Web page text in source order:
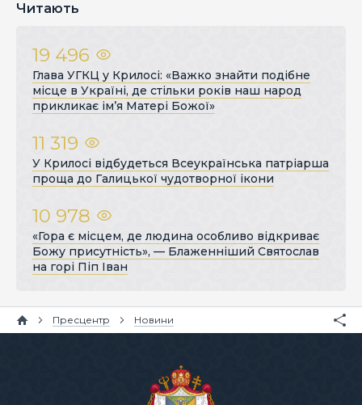
Читають
19 496
Глава УГКЦ у Крилосі: «Важко знайти подібне
місце в Україні, де стільки років наш народ
прикликає ім’я Матері Божої»
11 319
У Крилосі відбудеться Всеукраїнська патріарша
проща до Галицької чудотворної ікони
10 978
«Гора є місцем, де людина особливо відкриває
Божу присутність», — Блаженніший Святослав
на горі Піп Іван
Пресцентр Новини